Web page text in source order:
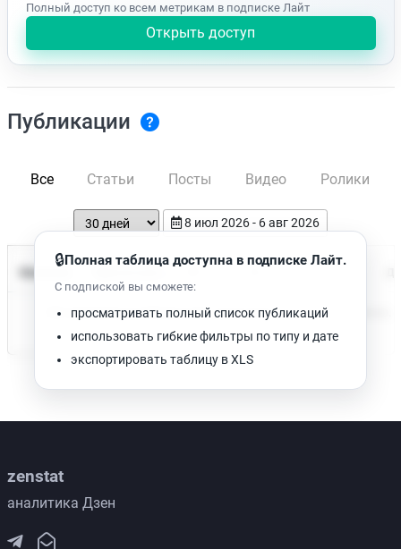
Полный доступ ко всем метрикам в подписке Лайт
Открыть доступ
Публикации
Все Статьи Посты Видео Ролики
8 июл 2026 - 6 авг 2026
Время чтения
Нет доступных публикаций. Попробуйте изменить фильтр.
🔒Полная таблица доступна в подписке Лайт.
С подпиской вы сможете:
просматривать полный список публикаций
использовать гибкие фильтры по типу и дате
экспортировать таблицу в XLS
zenstat
аналитика Дзен